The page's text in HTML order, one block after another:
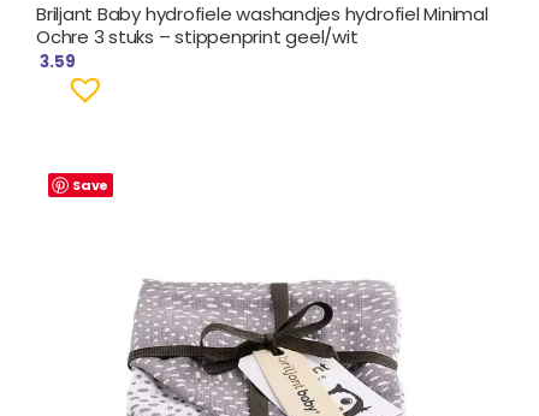
Briljant Baby hydrofiele washandjes hydrofiel Minimal
Ochre 3 stuks – stippenprint geel/wit
3.59
Save